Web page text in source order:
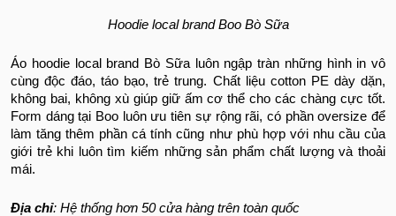
Hoodie local brand Boo Bò Sữa
Áo hoodie local brand Bò Sữa luôn ngập tràn những hình in vô
cùng độc đáo, táo bạo, trẻ trung. Chất liệu cotton PE dày dặn,
không bai, không xù giúp giữ ấm cơ thể cho các chàng cực tốt.
Form dáng tại Boo luôn ưu tiên sự rộng rãi, có phần oversize để
làm tăng thêm phần cá tính cũng như phù hợp với nhu cầu của
giới trẻ khi luôn tìm kiếm những sản phẩm chất lượng và thoải
mái.
Địa chỉ: Hệ thống hơn 50 cửa hàng trên toàn quốc